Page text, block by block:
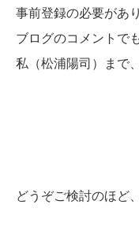
事前登録の必要があ
ブログのコメントで
私（松浦陽司）まで
どうぞご検討のほど